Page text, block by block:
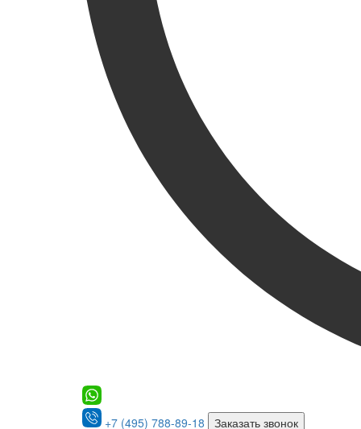
+7 (495) 788-89-18
Заказать звонок